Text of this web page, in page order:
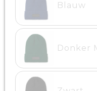
Blauw
Donker